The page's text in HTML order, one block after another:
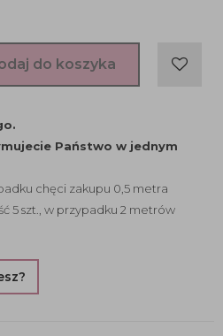
do koszyka
Państwo w jednym
chęci zakupu 0,5 metra
5 szt., w przypadku 2 metrów